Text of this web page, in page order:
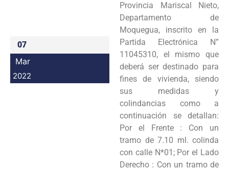
07
Mar
2022
Provincia Mariscal Nieto,
Departamento de
Moquegua, inscrito en la
Partida Electrónica N”
11045310, el mismo que
deberá ser destinado para
fines de vivienda, siendo
sus medidas y
colindancias como a
continuación se detallan:
Por el Frente : Con un
tramo de 7.10 ml. colinda
con calle N*01; Por el Lado
Derecho : Con un tramo de